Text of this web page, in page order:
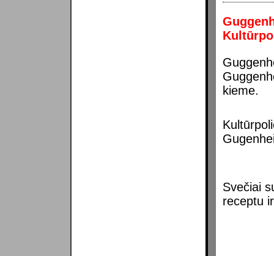
kieme.
Svečiai
receptu